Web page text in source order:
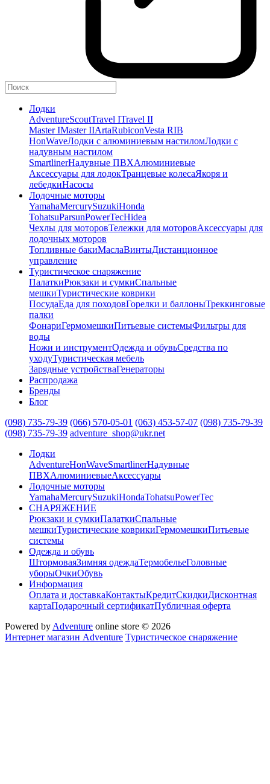
Лодки
AdventureScoutTravel ITravel II
Master IMaster IIArtaRubiconVesta RIB
HonWaveЛодки с алюминиевым настиломЛодки с
надувным настилом
SmartlinerНадувные ПВХАлюминиевые
Аксессуары для лодокТранцевые колесаЯкоря и
лебедкиНасосы
Лодочные моторы
YamahaMercurySuzukiHonda
TohatsuParsunPowerTecHidea
Чехлы для моторовТележки для моторовАксессуары для
лодочных моторов
Топливные бакиМаслаВинтыДистанционное
управление
Туристическое снаряжение
ПалаткиРюкзаки и сумкиСпальные
мешкиТуристические коврики
ПосудаЕда для походовГорелки и баллоныТреккинговые
палки
ФонариГермомешкиПитьевые системыФильтры для
воды
Ножи и инструментОдежда и обувьСредства по
уходуТуристическая мебель
Зарядные устройстваГенераторы
Распродажа
Бренды
Блог
(098) 735-79-39 (066) 570-05-01 (063) 453-57-07 (098) 735-79-39
(098) 735-79-39 adventure_shop@ukr.net
Лодки
AdventureHonWaveSmartlinerНадувные
ПВХАлюминиевыеАксессуары
Лодочные моторы
YamahaMercurySuzukiHondaTohatsuPowerTec
СНАРЯЖЕНИЕ
Рюкзаки и сумкиПалаткиСпальные
мешкиТуристические коврикиГермомешкиПитьевые
системы
Одежда и обувь
ШтормоваяЗимняя одеждаТермобельеГоловные
уборыОчкиОбувь
Информация
Оплата и доставкаКонтактыКредитСкидкиДисконтная
картаПодарочный сертификатПубличная оферта
Powered by Adventure online store © 2026
Интернет магазин Adventure Туристическое снаряжение